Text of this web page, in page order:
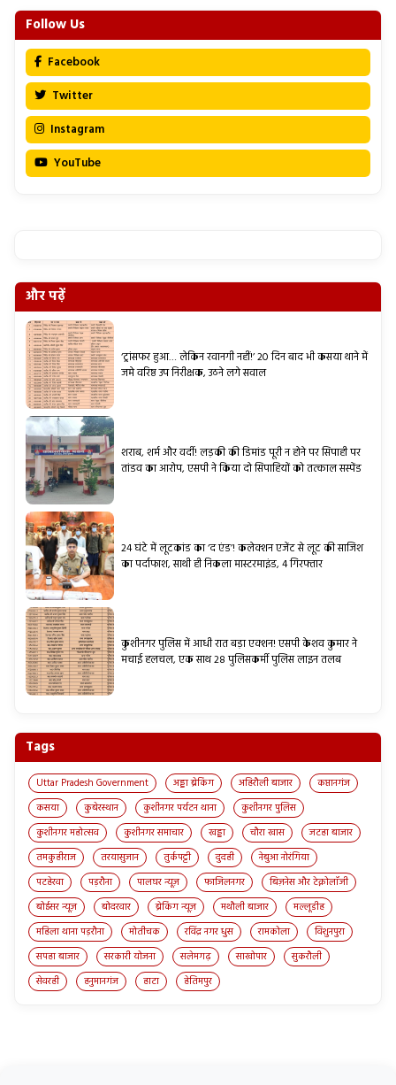
Follow Us
Facebook
Twitter
Instagram
YouTube
और पढ़ें
‘ट्रांसफर हुआ… लेकिन रवानगी नहीं!’ 20 दिन बाद भी कसया थाने में
जमे वरिष्ठ उप निरीक्षक, उठने लगे सवाल
शराब, शर्म और वर्दी! लड़की की डिमांड पूरी न होने पर सिपाही पर
तांडव का आरोप, एसपी ने किया दो सिपाहियों को तत्काल सस्पेंड
24 घंटे में लूटकांड का ‘द एंड’! कलेक्शन एजेंट से लूट की साजिश
का पर्दाफाश, साथी ही निकला मास्टरमाइंड, 4 गिरफ्तार
कुशीनगर पुलिस में आधी रात बड़ा एक्शन! एसपी केशव कुमार ने
मचाई हलचल, एक साथ 28 पुलिसकर्मी पुलिस लाइन तलब
Tags
Uttar Pradesh Government अड्डा ब्रेकिंग अहिरौली बाजार
कप्तानगंज
कसया
कुबेरस्थान कुशीनगर पर्यटन थाना
कुशीनगर पुलिस
कुशीनगर महोत्सव
कुशीनगर समाचार खड्डा चौरा खास
जटहा बाजार
तमकुहीराज
तरयासुजान तुर्कपट्टी दुदही
नेबुआ नोरंगिया
पटहेरवा
पड़रौना पालघर न्यूज़ फाजिलनगर
बिज़नेस और टेक्नोलॉजी
बोईसर न्यूज़
बोदरवार ब्रेकिंग न्यूज़ मथौली बाजार
मल्लूडीह
महिला थाना पड़रौना
मोतीचक रविंद्र नगर धुस रामकोला
विशुनपुरा
सपहा बाजार
सरकारी योजना सलेमगढ़ साखोपार
सुकरौली
सेवरही
हनुमानगंज हाटा हेतिमपुर